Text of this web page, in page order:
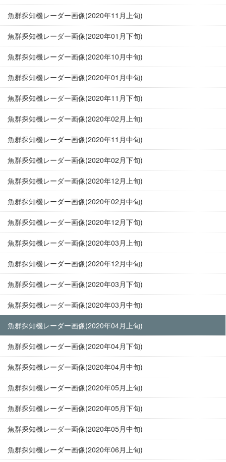
魚群探知機レーダー画像(2020年11月上旬)
魚群探知機レーダー画像(2020年01月下旬)
魚群探知機レーダー画像(2020年10月中旬)
魚群探知機レーダー画像(2020年01月中旬)
魚群探知機レーダー画像(2020年11月下旬)
魚群探知機レーダー画像(2020年02月上旬)
魚群探知機レーダー画像(2020年11月中旬)
魚群探知機レーダー画像(2020年02月下旬)
魚群探知機レーダー画像(2020年12月上旬)
魚群探知機レーダー画像(2020年02月中旬)
魚群探知機レーダー画像(2020年12月下旬)
魚群探知機レーダー画像(2020年03月上旬)
魚群探知機レーダー画像(2020年12月中旬)
魚群探知機レーダー画像(2020年03月下旬)
魚群探知機レーダー画像(2020年03月中旬)
魚群探知機レーダー画像(2020年04月上旬)
魚群探知機レーダー画像(2020年04月下旬)
魚群探知機レーダー画像(2020年04月中旬)
魚群探知機レーダー画像(2020年05月上旬)
魚群探知機レーダー画像(2020年05月下旬)
魚群探知機レーダー画像(2020年05月中旬)
魚群探知機レーダー画像(2020年06月上旬)